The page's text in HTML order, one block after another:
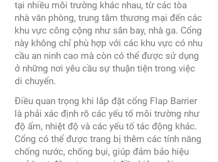
tại nhiều môi trường khác nhau, từ các tòa
nhà văn phòng, trung tâm thương mại đến các
khu vực công cộng như sân bay, nhà ga. Cổng
này không chỉ phù hợp với các khu vực có nhu
cầu an ninh cao mà còn có thể được sử dụng
ở những nơi yêu cầu sự thuận tiện trong việc
di chuyển.
Điều quan trọng khi lắp đặt cổng Flap Barrier
là phải xác định rõ các yếu tố môi trường như
độ ẩm, nhiệt độ và các yếu tố tác động khác.
Cổng có thể được trang bị thêm các tính năng
chống nước, chống bụi, giúp đảm bảo hiệu